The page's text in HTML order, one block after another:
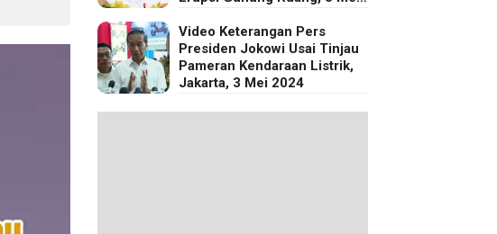
Video Keterangan Pers
Presiden Jokowi Usai Tinjau
Pameran Kendaraan Listrik,
Jakarta, 3 Mei 2024